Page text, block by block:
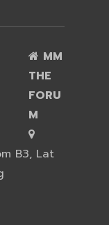
a
t
i
o
MM
THE
FORU
M
B3, Lat